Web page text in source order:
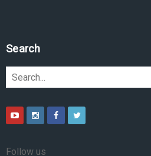
Search
Follow us